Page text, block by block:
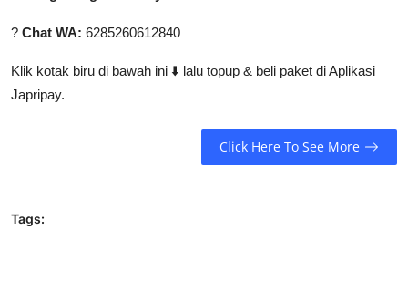
? Chat WA: 6285260612840
Klik kotak biru di bawah ini ⬇️ lalu topup & beli paket di Aplikasi
Japripay.
Click Here To See More
Tags: